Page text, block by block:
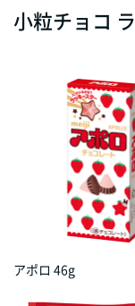
小粒チョコ
アポロ 46g